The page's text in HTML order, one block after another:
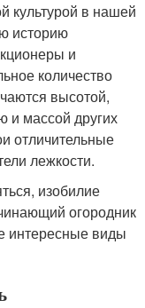
культурой в нашей
историю
и
количество
высотой,
и массой других
отличительные
лежкости.
изобилие
огородник
интересные виды